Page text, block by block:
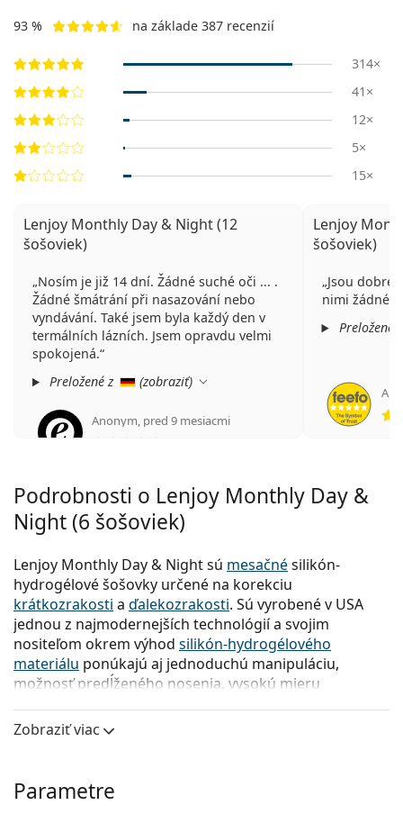
93 % na základe 387 recenzií
314×
41×
12×
5×
15×
Lenjoy Monthly Day & Night (12
šošoviek)
Nosím je již 14 dní. Žádné suché oči ... .
Žádné šmátrání při nasazování nebo
vyndávání. Také jsem byla každý den v
termálních lázních. Jsem opravdu velmi
spokojená.
Preložené z
(zobraziť)
Anonym, pred 9 mesiacmi
Lenjoy
šošoviek)
Jsou dobré
nimi žádné
Preložené
Podrobnosti o Lenjoy Monthly Day &
Night (6 šošoviek)
Lenjoy Monthly Day & Night sú mesačnésilikón-
hydrogélové šošovky určené na korekciu
krátkozrakosti a ďalekozrakosti. Sú vyrobené v USA
jednou z najmodernejších technológií a svojim
nositeľom okrem výhod silikón-hydrogélového
materiálu ponúkajú aj jednoduchú manipuláciu,
možnosť predĺženého nosenia, vysokú mieru
mimoriadne pohodlie pri nosení. Optimálny pomer
Aké sú hlavné výhody, ktoré vám kontaktné šošovky
Zobraziť viac
Parametre